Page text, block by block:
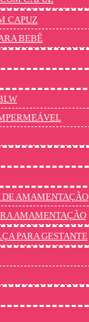
CAPUZ
BEBÊ
AMAMENTAÇÃO
AMAMENTAÇÃO
PARA GESTANTE